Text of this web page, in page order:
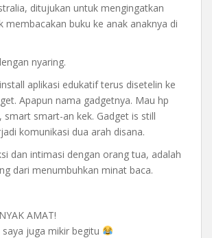
ditujukan untuk mengingatkan
membacakan buku ke anak anaknya di
nyaring.
aplikasi edukatif terus disetelin ke
Apapun nama gadgetnya. Mau hp
smart smart-an kek. Gadget is still
komunikasi dua arah disana.
dan intimasi dengan orang tua, adalah
dari menumbuhkan minat baca.
AMAT!
saya juga mikir begitu